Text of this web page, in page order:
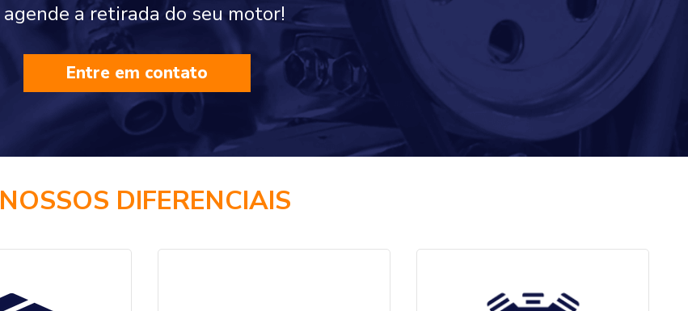
agende a retirada do seu motor!
Entre em contato
NOSSOS DIFERENCIAIS